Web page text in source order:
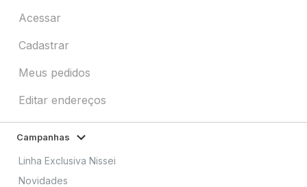
Acessar
Cadastrar
Meus pedidos
Editar endereços
Campanhas
Linha Exclusiva Nissei
Novidades